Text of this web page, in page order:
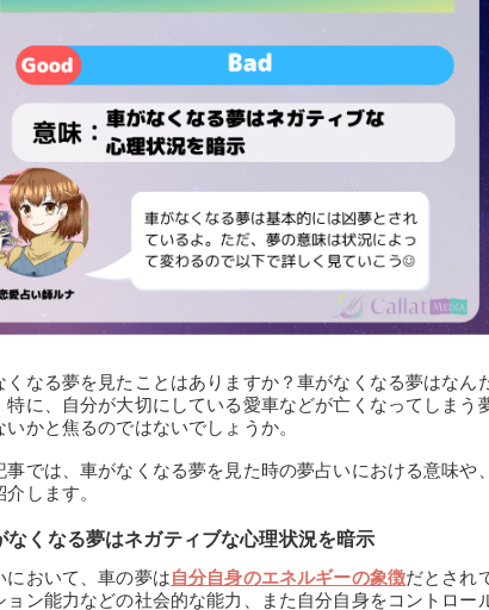
くなる夢を見たことはありますか？車がなくなる夢はなん
特に、自分が大切にしている愛車などが亡くなってしまう
いかと焦るのではないでしょうか。
事では、車がなくなる夢を見た時の夢占いにおける意味や
します。
なくなる夢はネガティブな心理状況を暗示
において、車の夢は自分自身のエネルギーの象徴だとされ
ョン能力などの社会的な能力、また自分自身をコントロー